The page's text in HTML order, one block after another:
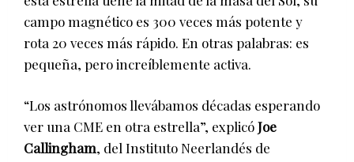
campo magnético es 300 veces más potente y
rota 20 veces más rápido. En otras palabras: es
pequeña, pero increíblemente activa.
“Los astrónomos llevábamos décadas esperando
ver una CME en otra estrella”, explicóJoe
Callingham, del Instituto Neerlandés de